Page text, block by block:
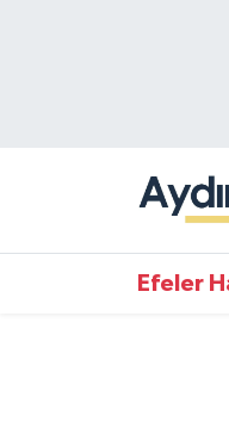
Efeler
Süper Lig Puan
Tüm Manşetler